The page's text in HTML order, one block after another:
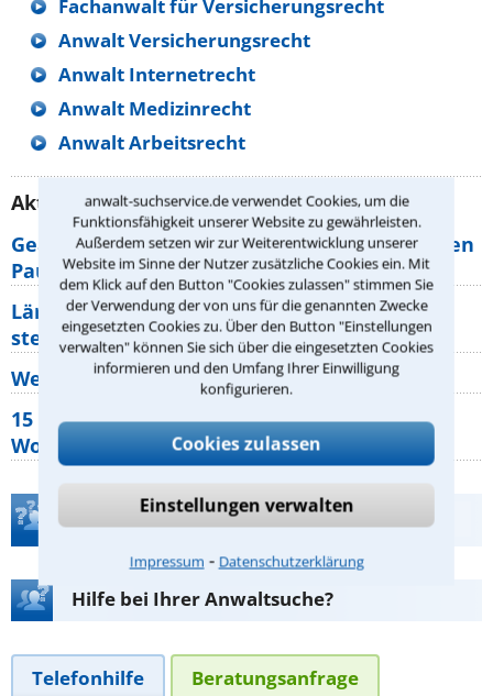
anwalt-suchservice.de verwendet Cookies, um die
Funktionsfähigkeit unserer Website zu gewährleisten.
Außerdem setzen wir zur Weiterentwicklung unserer
Website im Sinne der Nutzer zusätzliche Cookies ein. Mit
dem Klick auf den Button "Cookies zulassen" stimmen Sie
der Verwendung der von uns für die genannten Zwecke
eingesetzten Cookies zu. Über den Button "Einstellungen
verwalten" können Sie sich über die eingesetzten Cookies
informieren und den Umfang Ihrer Einwilligung
konfigurieren.
Cookies zulassen
Einstellungen verwalten
Impressum ⁃ Datenschutzerklärung
Fachanwalt für Versicherungsrecht
Anwalt Versicherungsrecht
Anwalt Internetrecht
Anwalt Medizinrecht
Anwalt Arbeitsrecht
Aktuelle Rechtstipps unserer Redaktion
Geänderte Abflugzeiten: Welche Rechte haben
Pauschalurlauber?
Lärm von den Nachbarn: Welche Rechte
stehen mir zu?
Wer muss Zweitwohnungssteuer zahlen?
15 elementare Rechte, die jeder
Wohnungseigentümer kennen sollte
Teste Dein Rechtswissen
Hilfe bei Ihrer Anwaltsuche?
Telefonhilfe Beratungsanfrage